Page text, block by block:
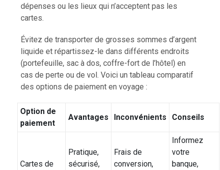
dépenses ou les lieux qui n’acceptent pas les
cartes.
Évitez de transporter de grosses sommes d’argent
liquide et répartissez-le dans différents endroits
(portefeuille, sac à dos, coffre-fort de l’hôtel) en
cas de perte ou de vol. Voici un tableau comparatif
des options de paiement en voyage :
Option de
paiement
Avantages Inconvénients Conseils
Cartes de
Pratique,
sécurisé,
Frais de
conversion,
Informez
votre
banque,